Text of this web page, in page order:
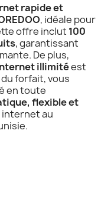
rapide et
, idéale pour
offre inclut 100
, garantissant
De plus,
illimitéest
forfait, vous
en toute
flexible et
internet au